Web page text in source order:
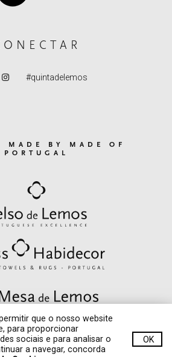
#quintadelemos
MADE BY MADE OF
PORTUGAL
2020. All rights reserved.
que o nosso website
para proporcionar
sociais e para analisar o
a navegar, concorda
OK